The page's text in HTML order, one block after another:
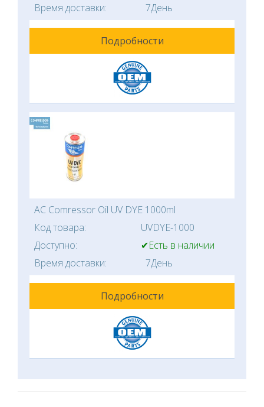
Время доставки:
7День
Подробности
AC Comressor Oil UV DYE 1000ml
Код товара:
UVDYE-1000
Доступно:
✔Есть в наличии
Время доставки:
7День
Подробности